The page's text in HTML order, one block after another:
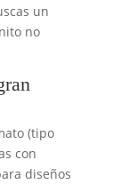
un
no
(tipo
con
diseños